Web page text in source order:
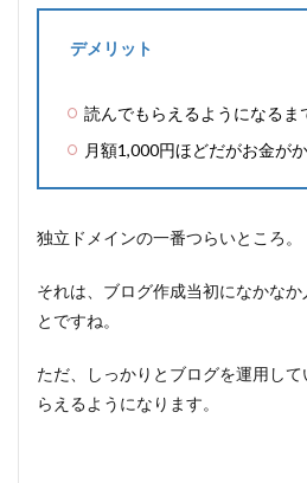
デメリット
読んでもらえるようになるま
月額1,000円ほどだがお金が
独立ドメインの一番つらいところ。
それは、ブログ作成当初になかな
とですね。
ただ、しっかりとブログを運用し
らえるようになります。